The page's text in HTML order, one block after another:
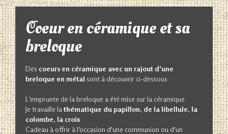
Coeur en céramique et sa
breloque
Des coeurs en céramique avec un rajout d'une
breloque en métal sont à découvrir ci-dessous
L'emprunte de la breloque a été mise sur la céramique
Je travaille lathématique du papillon, de la libellule, la
colombe, la croix
Cadeau à offrir à l'occasion d'une communion ou d'un